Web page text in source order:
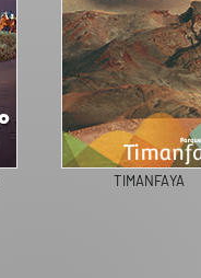
TIMANFAYA